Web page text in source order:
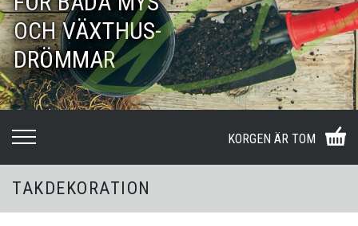
OCH VÄXTHUS-
DRÖMMAR
KORGEN ÄR TOM
TAKDEKORATION